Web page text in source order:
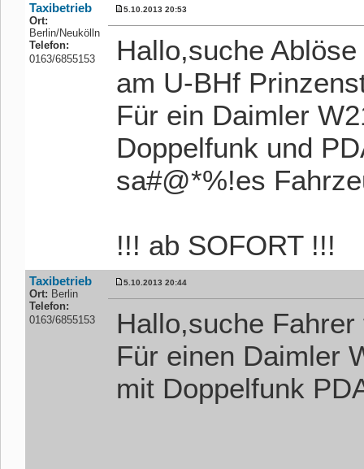
Taxibetrieb
Ort:
Berlin/Neukölln
Telefon:
0163/6855153
5.10.2013 20:53
Hallo,suche
am U-BHf
Für ein Daimler
Doppelfunk und
sa#@*%!es
!!! ab SOFORT !!!
Taxibetrieb
Ort: Berlin
Telefon:
0163/6855153
5.10.2013 20:44
Hallo,suche
Für einen Daimler
mit Doppelfunk